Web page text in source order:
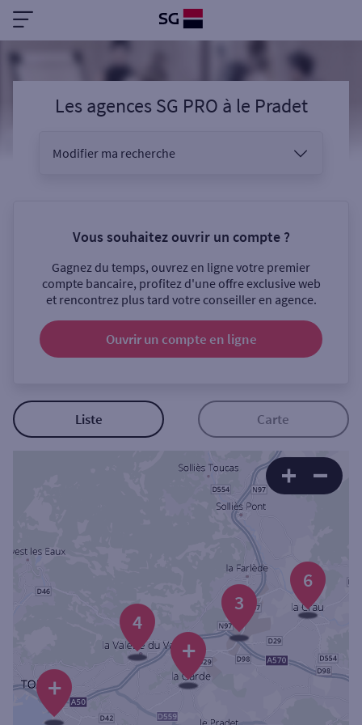
Les agences SG PRO à le Pradet
Modifier ma recherche
Sélectionnez votre recherche
Ouverte le samedi
Coffre-fort
Autour de moi
Ville / Code postal
Rechercher
Vous souhaitez ouvrir un compte ?
Gagnez du temps, ouvrez en ligne votre premier
compte bancaire, profitez d'une offre exclusive web
et rencontrez plus tard votre conseiller en agence.
Ouvrir un compte en ligne
Liste Carte
+
6
4
3
+